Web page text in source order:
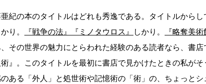
紀の本のタイトルはどれも秀逸である。タイトルから
り。 『戦争の法』 『ミノタウロス』 しかり。 『略奪美術
その世界の魅力にとらわれた経験のある読者なら、書
』。このタイトルを最初に書店で見かけたときの私が
ある「外人」と処世術や記憶術の「術」の、ちょっと